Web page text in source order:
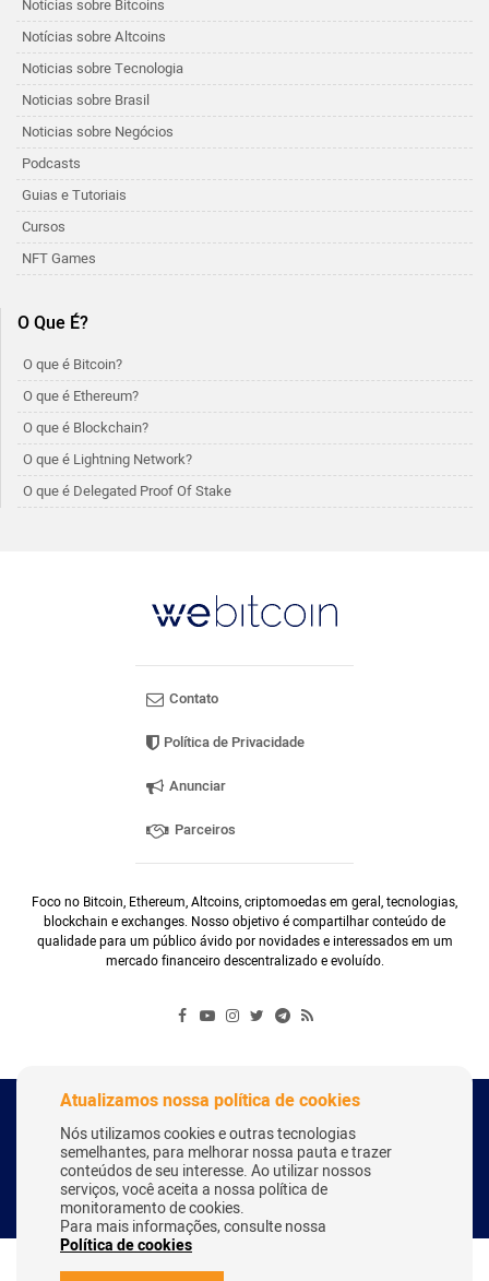
Notícias sobre Bitcoins
Notícias sobre Altcoins
Noticias sobre Tecnologia
Noticias sobre Brasil
Noticias sobre Negócios
Podcasts
Guias e Tutoriais
Cursos
NFT Games
O Que É?
O que é Bitcoin?
O que é Ethereum?
O que é Blockchain?
O que é Lightning Network?
O que é Delegated Proof Of Stake
Contato
Política de Privacidade
Anunciar
Parceiros
Foco no Bitcoin, Ethereum, Altcoins, criptomoedas em geral, tecnologias,
blockchain e exchanges. Nosso objetivo é compartilhar conteúdo de
qualidade para um público ávido por novidades e interessados em um
mercado financeiro descentralizado e evoluído.
Copyright Webitcoin 2018 - Todos os Direitos Reservados
Desenvolvido por: Herick Correa
Atualizamos nossa política de cookies
Nós utilizamos cookies e outras tecnologias
semelhantes, para melhorar nossa pauta e trazer
conteúdos de seu interesse. Ao utilizar nossos
serviços, você aceita a nossa política de
monitoramento de cookies.
Para mais informações, consulte nossa
Política de cookies